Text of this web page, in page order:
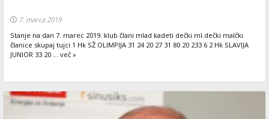
7. marca 2019
Stanje na dan 7. marec 2019. klub člani mlad kadeti dečki ml.dečki malčki
članice skupaj tujci 1 Hk SŽ OLIMPIJA 31 24 20 27 31 80 20 233 6 2 Hk SLAVIJA
JUNIOR 33 20 ... več »